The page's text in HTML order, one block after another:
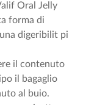
Oral Jelly
forma di
digeribilit pi
il contenuto
il bagaglio
al buio.